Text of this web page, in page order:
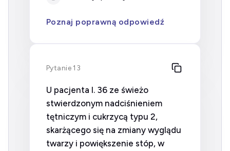
Poznaj poprawną odpowiedź
Pytanie 13
U pacjenta l. 36 ze świeżo
stwierdzonym nadciśnieniem
tętniczym i cukrzycą typu 2,
skarżącego się na zmiany wyglądu
twarzy i powiększenie stóp, w